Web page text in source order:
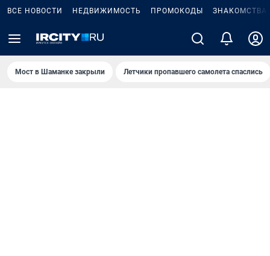
ВСЕ НОВОСТИ НЕДВИЖИМОСТЬ ПРОМОКОДЫ ЗНАКОМСТВА
Мост в Шаманке закрыли Летчики пропавшего самолета спаслись